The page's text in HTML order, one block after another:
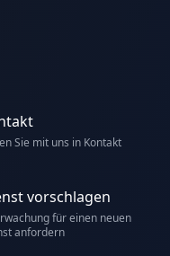
Sie mit uns in Kontakt
vorschlagen
für einen neuen
anfordern